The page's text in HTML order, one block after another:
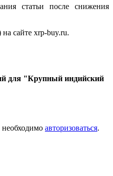
статьи после снижения
сайте xrp-buy.ru.
для "Крупный индийский
авторизоваться.